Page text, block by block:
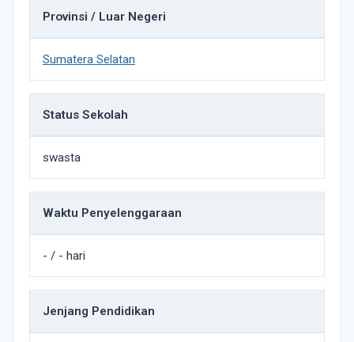
Provinsi / Luar Negeri
Sumatera Selatan
Status Sekolah
swasta
Waktu Penyelenggaraan
- / - hari
Jenjang Pendidikan